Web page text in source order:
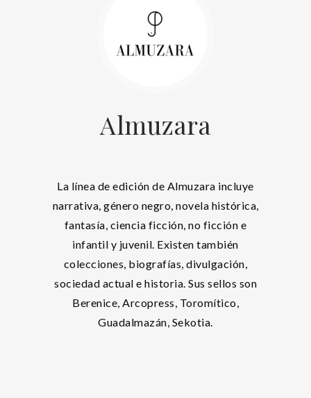
Almuzara
La línea de edición de Almuzara incluye
narrativa, género negro, novela histórica,
fantasía, ciencia ficción, no ficción e
infantil y juvenil. Existen también
colecciones, biografías, divulgación,
sociedad actual e historia. Sus sellos son
Berenice, Arcopress, Toromítico,
Guadalmazán, Sekotia.